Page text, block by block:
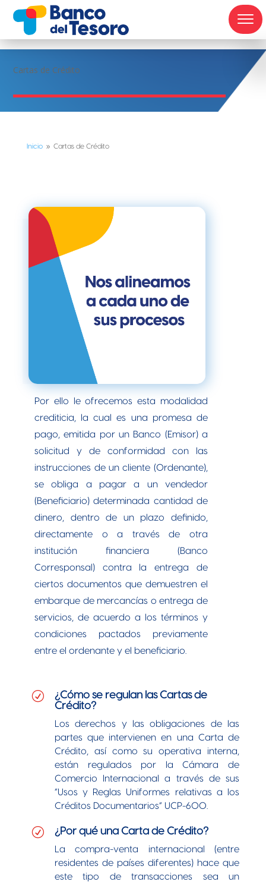
Cartas de Crédito
Inicio 9 Cartas de Crédito
Por ello le ofrecemos esta modalidad
crediticia, la cual es una promesa de
pago, emitida por un Banco (Emisor) a
solicitud y de conformidad con las
instrucciones de un cliente (Ordenante),
se obliga a pagar a un vendedor
(Beneficiario) determinada cantidad de
dinero, dentro de un plazo definido,
directamente o a través de otra
institución financiera (Banco
Corresponsal) contra la entrega de
ciertos documentos que demuestren el
embarque de mercancías o entrega de
servicios, de acuerdo a los términos y
condiciones pactados previamente
entre el ordenante y el beneficiario.
R
¿Cómo se regulan las Cartas de
Crédito?
Los derechos y las obligaciones de las
partes que intervienen en una Carta de
Crédito, así como su operativa interna,
están regulados por la Cámara de
Comercio Internacional a través de sus
“Usos y Reglas Uniformes relativas a los
Créditos Documentarios“ UCP-600.
R ¿Por qué una Carta de Crédito?
La compra-venta internacional (entre
residentes de países diferentes) hace que
este tipo de transacciones sea un